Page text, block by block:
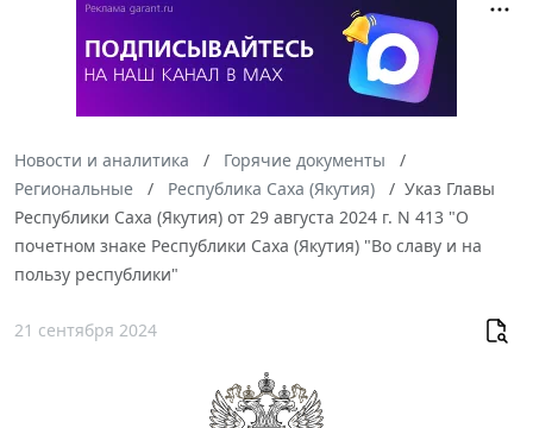
Новости и аналитика
Горячие документы
Региональные
Республика Саха (Якутия)
Указ Главы
Республики Саха (Якутия) от 29 августа 2024 г. N 413 "О
почетном знаке Республики Саха (Якутия) "Во славу и на
пользу республики"
21 сентября 2024